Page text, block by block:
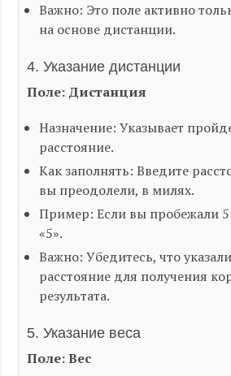
Важно: Это поле активно
на основе дистанции.
4. Указание дистанции
Поле: Дистанция
Назначение: Указывает
расстояние.
Как заполнять: Введите
вы преодолели, в милях.
Пример: Если вы пробежали
«5».
Важно: Убедитесь, что
расстояние для получения
результата.
5. Указание веса
Поле: Вес